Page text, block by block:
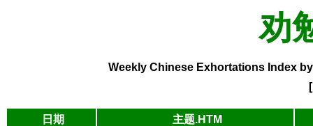
劝
Weekly Chinese Exhortations Index
日期 主题.HTM